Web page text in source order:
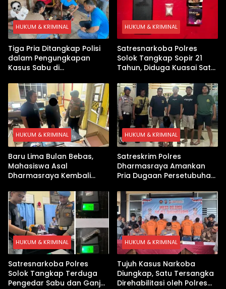
HUKUM & KRIMINAL
Tiga Pria Ditangkap Polisi
dalam Pengungkapan
Kasus Sabu di
Digital hingga Bong Disita
HUKUM & KRIMINAL
Satresnarkoba Polres
Solok Tangkap Sopir 21
Tahun, Diduga Kuasai Satu
HUKUM & KRIMINAL
Baru Lima Bulan Bebas,
Mahasiswa Asal
Dharmasraya Kembali
HUKUM & KRIMINAL
Satreskrim Polres
Dharmasraya Amankan
Pria Dugaan Persetubuhan
HUKUM & KRIMINAL
Satresnarkoba Polres
Solok Tangkap Terduga
Pengedar Sabu dan Ganja
HUKUM & KRIMINAL
Tujuh Kasus Narkoba
Diungkap, Satu Tersangka
Direhabilitasi oleh Polres